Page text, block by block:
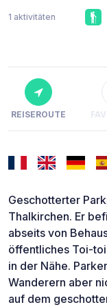
1 aktivitäten
REISEROUTE
Geschotterter
Thalkirchen. Er
abseits von
öffentliches Toi-
in der Nähe.
Wanderern aber
auf dem